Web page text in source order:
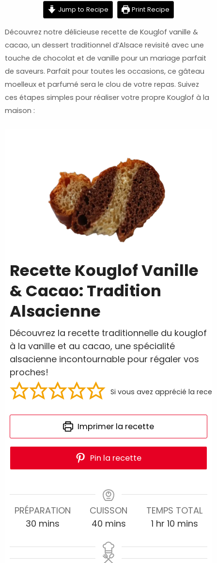
Jump to Recipe Print Recipe
Découvrez notre délicieuse recette de Kouglof vanille &
cacao, un dessert traditionnel d’Alsace revisité avec une
touche de chocolat et de vanille pour un mariage parfait
de saveurs. Parfait pour toutes les occasions, ce gâteau
moelleux et parfumé sera le clou de votre repas. Suivez
ces étapes simples pour réaliser votre propre Kouglof à la
maison :
Recette Kouglof Vanille
& Cacao: Tradition
Alsacienne
Découvrez la recette traditionnelle du kouglof
à la vanille et au cacao, une spécialité
alsacienne incontournable pour régaler vos
proches!
Si vous avez apprécié la
Imprimer la recette
Pin la recette
PRÉPARATION
30
minutes
mins
CUISSON
40
minutes
mins
TEMPS TOTAL
1
hour
hr 10 mins